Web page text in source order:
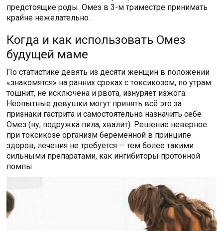
предстоящие роды. Омез в 3-м триместре принимать
крайне нежелательно.
Когда и как использовать Омез
будущей маме
По статистике девять из десяти женщин в положении
«знакомятся» на ранних сроках с токсикозом, по утрам
тошнит, не исключена и рвота, изнуряет изжога.
Неопытные девушки могут принять всё это за
признаки гастрита и самостоятельно назначить себе
Омез (ну, подружка пила, хвалит). Решение неверное:
при токсикозе организм беременной в принципе
здоров, лечения не требуется — тем более такими
сильными препаратами, как ингибиторы протонной
помпы.